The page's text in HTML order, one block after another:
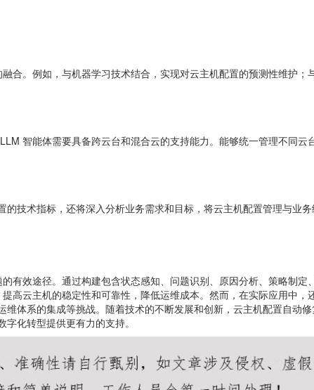
合。例如，与机器学习技术结合，实现对云主机配置的预测性维护；
智能体需要具备跨云台和混合云的支持能力。能够统一管理不同云
技术指标，还将深入分析业务需求和目标，将云主机配置管理与业
有效途径。通过构建包含状态感知、问题识别、原因分析、策略制定
高云主机的稳定性和可靠性，降低运维成本。然而，在实际应用中，
体系的集成等挑战。随着技术的不断发展和创新，云主机配置自动
化转型提供更有力的支持。